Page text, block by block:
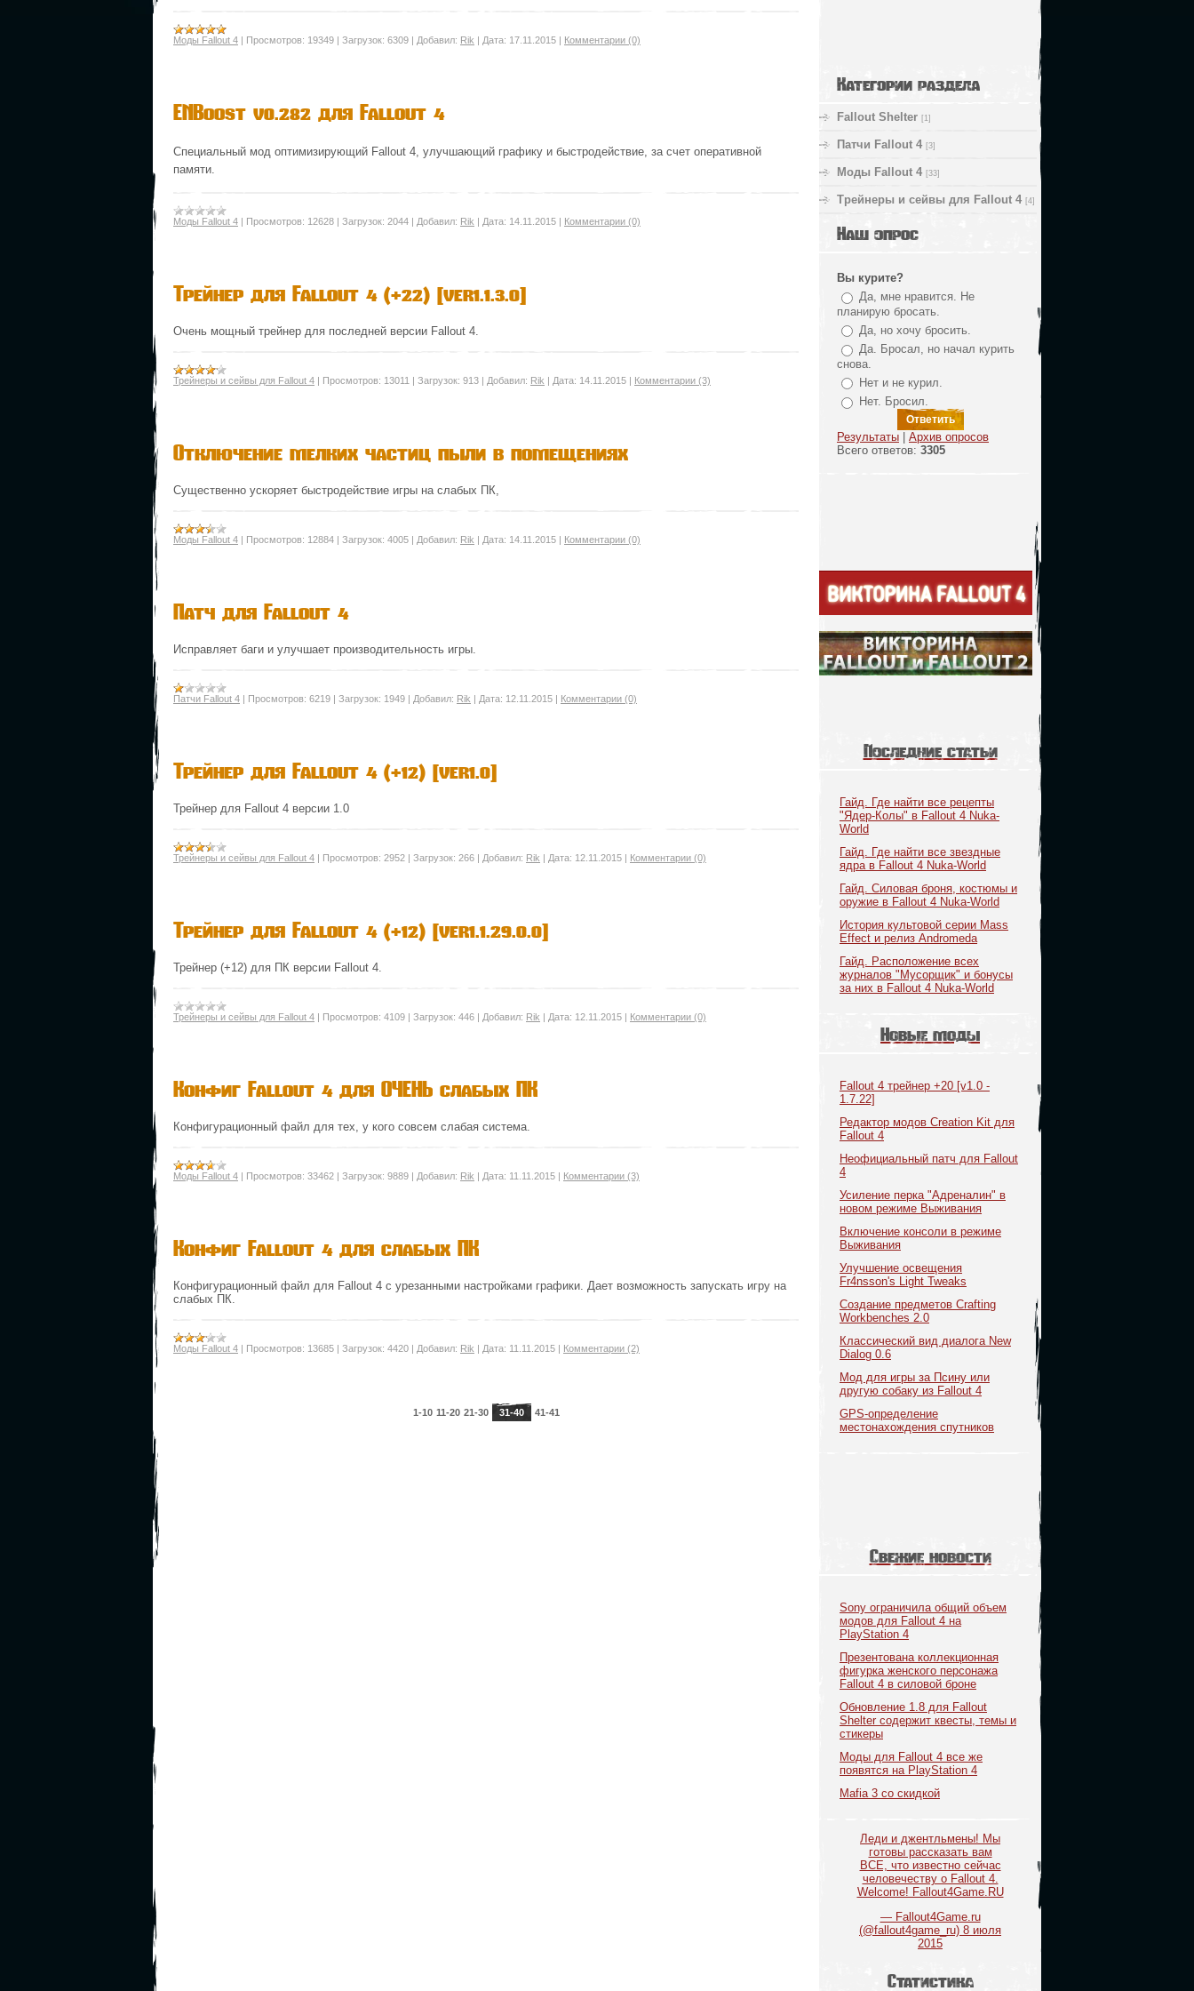
Моды Fallout 4 | Просмотров: 19349 | Загрузок: 6309 | Добавил: Rik | Дата: 17.11.2015 | Комментарии (0)
ENBoost v0.282 для Fallout 4
Специальный мод оптимизирующий Fallout 4, улучшающий графику и быстродействие, за счет оперативной
памяти.
Моды Fallout 4 | Просмотров: 12628 | Загрузок: 2044 | Добавил: Rik | Дата: 14.11.2015 | Комментарии (0)
Трейнер для Fallout 4 (+22) [ver1.1.3.0]
Очень мощный трейнер для последней версии Fallout 4.
Трейнеры и сейвы для Fallout 4 | Просмотров: 13011 | Загрузок: 913 | Добавил: Rik | Дата: 14.11.2015 | Комментарии (3)
Отключение мелких частиц пыли в помещениях
Существенно ускоряет быстродействие игры на слабых ПК,
Моды Fallout 4 | Просмотров: 12884 | Загрузок: 4005 | Добавил: Rik | Дата: 14.11.2015 | Комментарии (0)
Патч для Fallout 4
Исправляет баги и улучшает производительность игры.
Патчи Fallout 4 | Просмотров: 6219 | Загрузок: 1949 | Добавил: Rik | Дата: 12.11.2015 | Комментарии (0)
Трейнер для Fallout 4 (+12) [ver1.0]
Трейнер для Fallout 4 версии 1.0
Трейнеры и сейвы для Fallout 4 | Просмотров: 2952 | Загрузок: 266 | Добавил: Rik | Дата: 12.11.2015 | Комментарии (0)
Трейнер для Fallout 4 (+12) [ver1.1.29.0.0]
Трейнер (+12) для ПК версии Fallout 4.
Трейнеры и сейвы для Fallout 4 | Просмотров: 4109 | Загрузок: 446 | Добавил: Rik | Дата: 12.11.2015 | Комментарии (0)
Конфиг Fallout 4 для ОЧЕНЬ слабых ПК
Конфигурационный файл для тех, у кого совсем слабая система.
Моды Fallout 4 | Просмотров: 33462 | Загрузок: 9889 | Добавил: Rik | Дата: 11.11.2015 | Комментарии (3)
Конфиг Fallout 4 для слабых ПК
Конфигурационный файл для Fallout 4 с урезанными настройками графики. Дает возможность запускать игру на
слабых ПК.
Моды Fallout 4 | Просмотров: 13685 | Загрузок: 4420 | Добавил: Rik | Дата: 11.11.2015 | Комментарии (2)
1-10 11-20 21-30 31-40 41-41
Категории раздела
Fallout Shelter [1]
Патчи Fallout 4 [3]
Моды Fallout 4 [33]
Трейнеры и сейвы для Fallout 4 [4]
Наш опрос
Вы курите?
Да, мне нравится. Не
планирую бросать.
Да, но хочу бросить.
Да. Бросал, но начал курить
снова.
Нет и не курил.
Нет. Бросил.
Результаты
Архив опросов
Всего ответов: 3305
Последние статьи
Гайд. Где найти все рецепты
"Ядер-Колы" в Fallout 4 Nuka-
World
Гайд. Где найти все звездные
ядра в Fallout 4 Nuka-World
Гайд. Силовая броня, костюмы и
оружие в Fallout 4 Nuka-World
История культовой серии Mass
Effect и релиз Andromeda
Гайд. Расположение всех
журналов "Мусорщик" и бонусы
за них в Fallout 4 Nuka-World
Новые моды
Fallout 4 трейнер +20 [v1.0 -
1.7.22]
Редактор модов Creation Kit для
Fallout 4
Неофициальный патч для Fallout
4
Усиление перка "Адреналин" в
новом режиме Выживания
Включение консоли в режиме
Выживания
Улучшение освещения
Fr4nsson's Light Tweaks
Создание предметов Crafting
Workbenches 2.0
Классический вид диалога New
Dialog 0.6
Мод для игры за Псину или
другую собаку из Fallout 4
GPS-определение
местонахождения спутников
Свежие новости
Sony ограничила общий объем
модов для Fallout 4 на
PlayStation 4
Презентована коллекционная
фигурка женского персонажа
Fallout 4 в силовой броне
Обновление 1.8 для Fallout
Shelter содержит квесты, темы и
стикеры
Моды для Fallout 4 все же
появятся на PlayStation 4
Mafia 3 со скидкой
Леди и джентльмены! Мы
готовы рассказать вам
ВСЕ, что известно сейчас
человечеству о Fallout 4.
Welcome! Fallout4Game.RU
— Fallout4Game.ru
(@fallout4game_ru) 8 июля
2015
Статистика